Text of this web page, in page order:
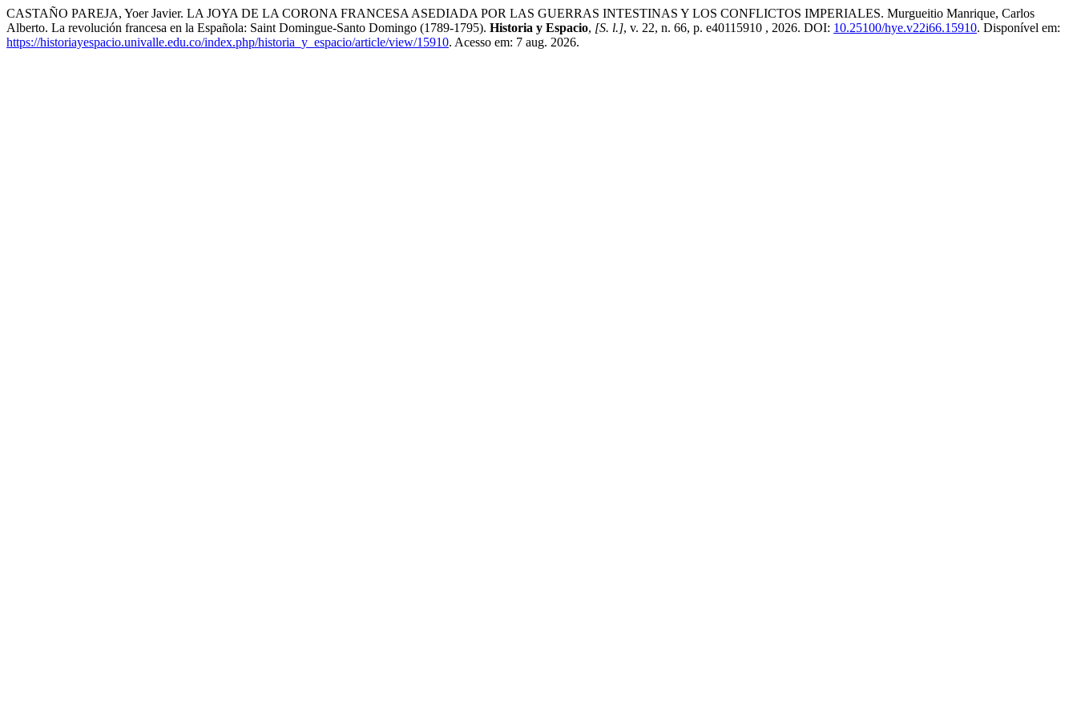
CASTAÑO PAREJA, Yoer Javier. LA JOYA DE LA CORONA FRANCESA ASEDIADA POR LAS GUERRAS INTESTINAS Y LOS CONFLICTOS IMPERIALES. Murgueitio Manrique, Carlos
Alberto. La revolución francesa en la Española: Saint Domingue-Santo Domingo (1789-1795). Historia y Espacio, [S. l.], v. 22, n. 66, p. e40115910 , 2026. DOI: 10.25100/hye.v22i66.15910. Disponível em:
https://historiayespacio.univalle.edu.co/index.php/historia_y_espacio/article/view/15910. Acesso em: 7 aug. 2026.